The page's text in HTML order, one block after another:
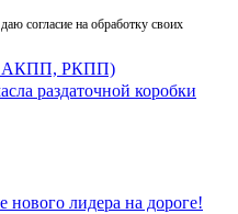
согласие на обработку своих
АКПП, РКПП)
раздаточной коробки
нового лидера на дороге!